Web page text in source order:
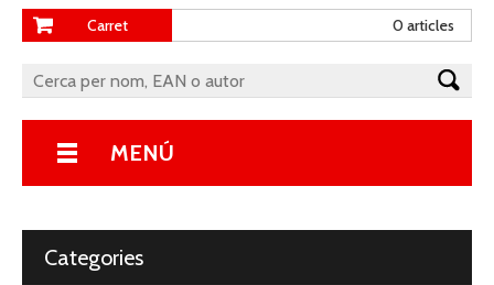
Carret 0 articles
MENÚ
Categories